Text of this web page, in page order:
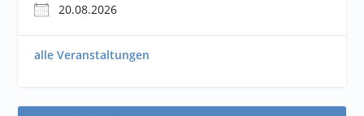
20.08.2026
alle Veranstaltungen